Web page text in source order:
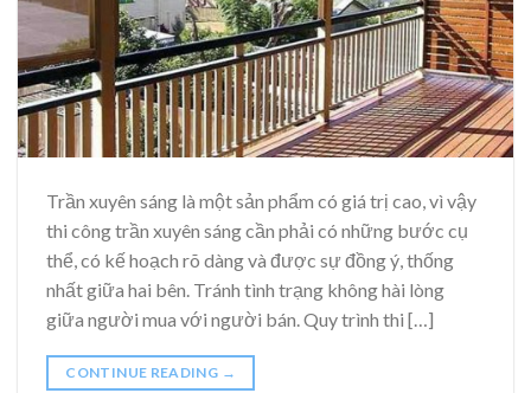
Trần xuyên sáng là một sản phẩm có giá trị cao, vì vậy
thi công trần xuyên sáng cần phải có những bước cụ
thể, có kế hoạch rõ dàng và được sự đồng ý, thống
nhất giữa hai bên. Tránh tình trạng không hài lòng
giữa người mua với người bán. Quy trình thi […]
CONTINUE READING →